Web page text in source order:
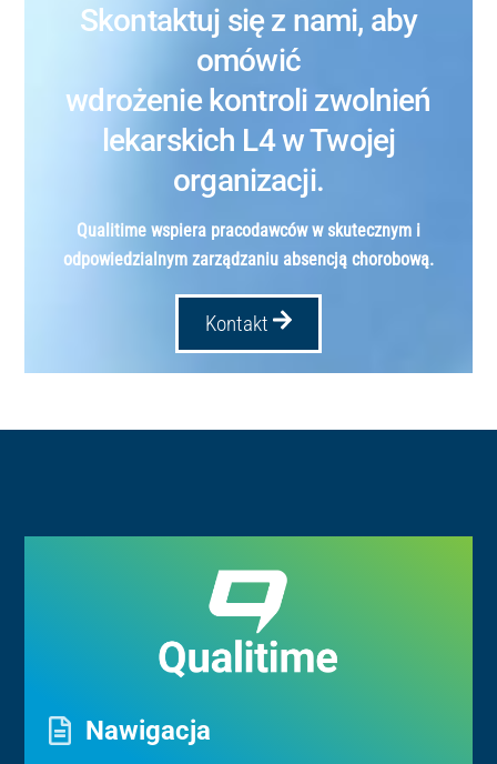
Skontaktuj się z nami, aby
omówić
wdrożenie kontroli zwolnień
lekarskich L4 w Twojej
organizacji.
Qualitime wspiera pracodawców w skutecznym i
odpowiedzialnym zarządzaniu absencją chorobową.
Kontakt
Nawigacja